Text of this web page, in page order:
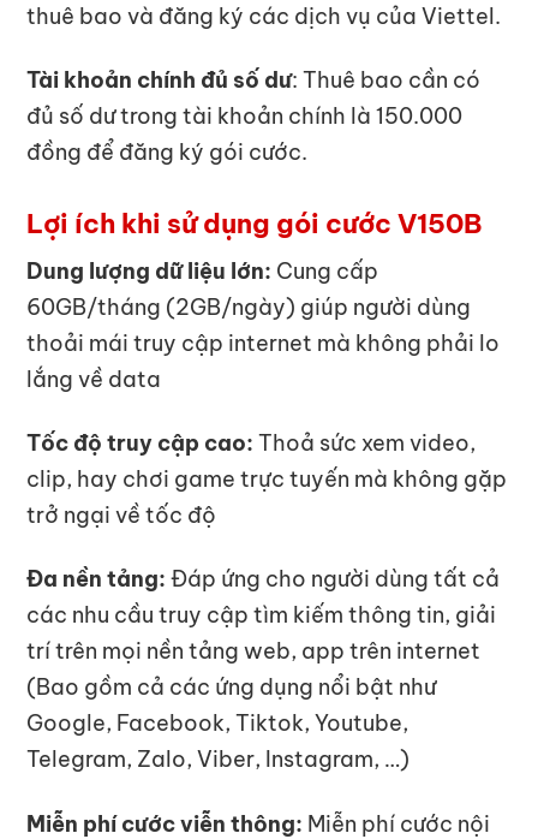
thuê bao và đăng ký các dịch vụ của Viettel.
Tài khoản chính đủ số dư: Thuê bao cần có
đủ số dư trong tài khoản chính là 150.000
đồng để đăng ký gói cước.
Lợi ích khi sử dụng gói cước V150B
Dung lượng dữ liệu lớn: Cung cấp
60GB/tháng (2GB/ngày) giúp người dùng
thoải mái truy cập internet mà không phải lo
lắng về data
Tốc độ truy cập cao: Thoả sức xem video,
clip, hay chơi game trực tuyến mà không gặp
trở ngại về tốc độ
Đa nền tảng: Đáp ứng cho người dùng tất cả
các nhu cầu truy cập tìm kiếm thông tin, giải
trí trên mọi nền tảng web, app trên internet
(Bao gồm cả các ứng dụng nổi bật như
Google, Facebook, Tiktok, Youtube,
Telegram, Zalo, Viber, Instagram, …)
Miễn phí cước viễn thông: Miễn phí cước nội